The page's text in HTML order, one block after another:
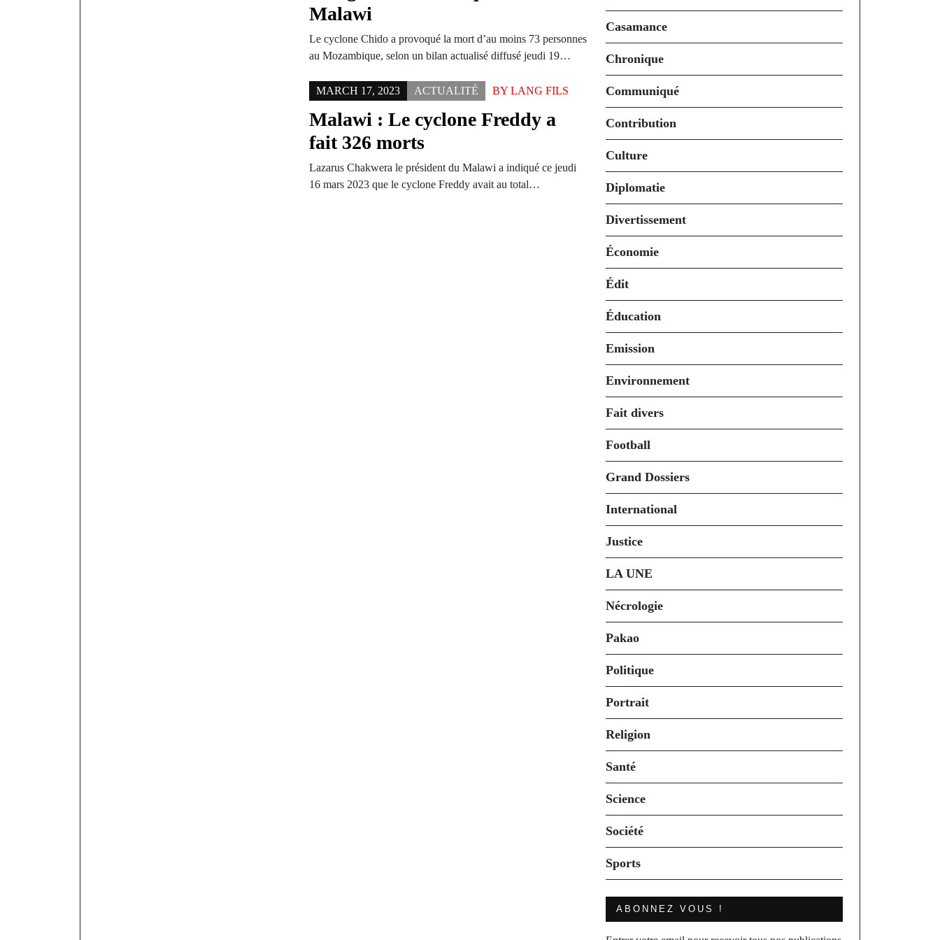
Malawi
Le cyclone Chido a provoqué la mort d’au moins 73 personnes
au Mozambique, selon un bilan actualisé diffusé jeudi 19…
MARCH 17, 2023 ACTUALITÉ BY LANG FILS
Malawi : Le cyclone Freddy a
fait 326 morts
Lazarus Chakwera le président du Malawi a indiqué ce jeudi
16 mars 2023 que le cyclone Freddy avait au total…
Casamance
Chronique
Communiqué
Contribution
Culture
Diplomatie
Divertissement
Économie
Édit
Éducation
Emission
Environnement
Fait divers
Football
Grand Dossiers
International
Justice
LA UNE
Nécrologie
Pakao
Politique
Portrait
Religion
Santé
Science
Société
Sports
ABONNEZ VOUS !